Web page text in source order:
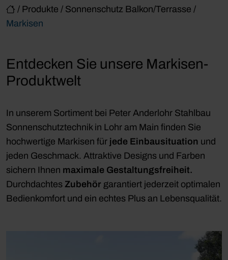
/ Produkte / Sonnenschutz Balkon/Terrasse /
Markisen
Entdecken Sie unsere Markisen-
Produktwelt
In unserem Sortiment bei Peter Anderlohr Stahlbau
Sonnenschutztechnik in Lohr am Main finden Sie
hochwertige Markisen für jede Einbausituation und
jeden Geschmack. Attraktive Designs und Farben
sichern Ihnen maximale Gestaltungsfreiheit.
Durchdachtes Zubehör garantiert jederzeit optimalen
Bedienkomfort und ein echtes Plus an Lebensqualität.